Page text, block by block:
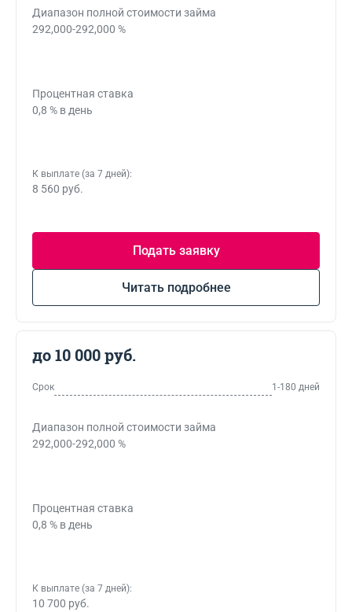
Диапазон полной стоимости займа
292,000-292,000 %
Процентная ставка
0,8 % в день
К выплате (за 7 дней):
8 560 руб.
Подать заявку
Читать подробнее
до 10 000 руб.
Срок 1-180 дней
Диапазон полной стоимости займа
292,000-292,000 %
Процентная ставка
0,8 % в день
К выплате (за 7 дней):
10 700 руб.